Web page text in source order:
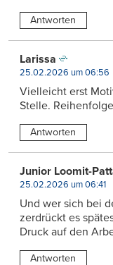
Antworten
Larissa
25.02.2026 um 06:56
Vielleicht erst
Stelle.
Antworten
Junior Loomit-
25.02.2026 um 06:41
Und wer sich bei
zerdrückt es
Druck auf den
Antworten